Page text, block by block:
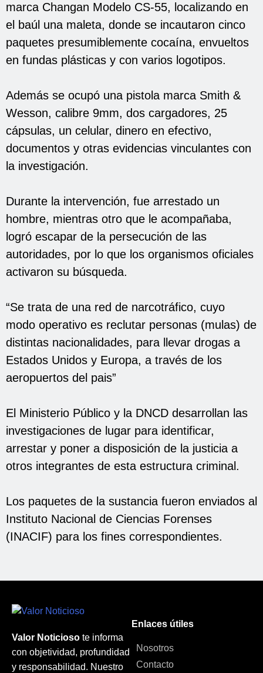
marca Changan Modelo CS-55, localizando en
el baúl una maleta, donde se incautaron cinco
paquetes presumiblemente cocaína, envueltos
en fundas plásticas y con varios logotipos.
Además se ocupó una pistola marca Smith &
Wesson, calibre 9mm, dos cargadores, 25
cápsulas, un celular, dinero en efectivo,
documentos y otras evidencias vinculantes con
la investigación.
Durante la intervención, fue arrestado un
hombre, mientras otro que le acompañaba,
logró escapar de la persecución de las
autoridades, por lo que los organismos oficiales
activaron su búsqueda.
“Se trata de una red de narcotráfico, cuyo
modo operativo es reclutar personas (mulas) de
distintas nacionalidades, para llevar drogas a
Estados Unidos y Europa, a través de los
aeropuertos del pais”
El Ministerio Público y la DNCD desarrollan las
investigaciones de lugar para identificar,
arrestar y poner a disposición de la justicia a
otros integrantes de esta estructura criminal.
Los paquetes de la sustancia fueron enviados al
Instituto Nacional de Ciencias Forenses
(INACIF) para los fines correspondientes.
Valor Noticioso te informa
con objetividad, profundidad
y responsabilidad. Nuestro
Enlaces útiles
Nosotros
Contacto